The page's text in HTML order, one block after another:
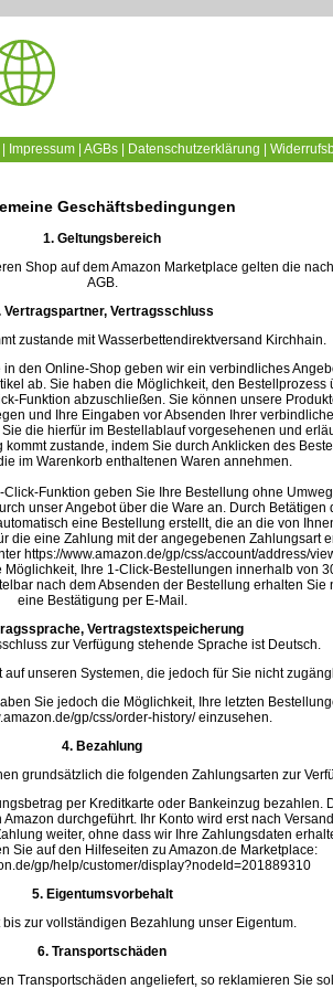
| Impressum AGBs Datenschutzerklärung
Geschäftsbedingungen
1. Geltungsbereich
Shop auf dem Amazon Marketplace gelten die
AGB.
Vertragspartner, Vertragsschluss
zustande mit Wasserbettendirektversand Kirchhain.
in den Online-Shop geben wir ein verbindliches
ab. Sie haben die Möglichkeit, den Bestellprozess
Funktion abzuschließen. Sie können unsere
und Ihre Eingaben vor Absenden Ihrer
die hierfür im Bestellablauf vorgesehenen und
kommt zustande, indem Sie durch Anklicken des
im Warenkorb enthaltenen Waren annehmen.
Funktion geben Sie Ihre Bestellung ohne
unser Angebot über die Ware an. Durch Betätigen
eine Bestellung erstellt, die an die von
die eine Zahlung mit der angegebenen Zahlungsart
https://www.amazon.de/gp/css/account/address/
Ihre 1-Click-Bestellungen innerhalb von
nach dem Absenden der Bestellung erhalten Sie
eine Bestätigung per E-Mail.
Vertragstextspeicherung
zur Verfügung stehende Sprache ist Deutsch.
auf unseren Systemen, die jedoch für Sie nicht
Sie jedoch die Möglichkeit, Ihre letzten
gp/css/order-history/ einzusehen.
4. Bezahlung
grundsätzlich die folgenden Zahlungsarten zur
per Kreditkarte oder Bankeinzug bezahlen.
durchgeführt. Ihr Konto wird erst nach
weiter, ohne dass wir Ihre Zahlungsdaten
Sie auf den Hilfeseiten zu Amazon.de Marketplace:
gp/help/customer/display?nodeId=201889310
5. Eigentumsvorbehalt
bis zur vollständigen Bezahlung unser Eigentum.
6. Transportschäden
Transportschäden angeliefert, so reklamieren Sie